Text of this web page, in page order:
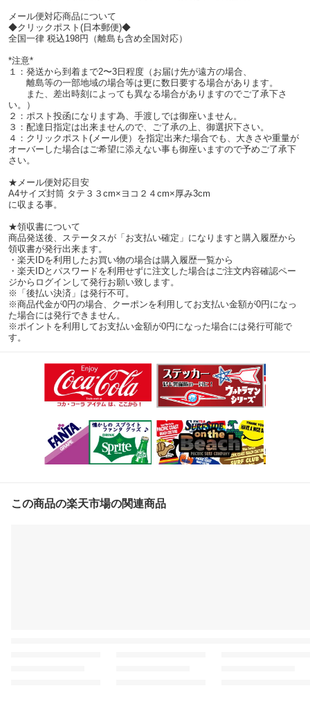
メール便対応商品について
◆クリックポスト(日本郵便)◆
全国一律 税込198円（離島も含め全国対応）
*注意*
１：発送から到着まで2〜3日程度（お届け先が遠方の場合、
離島等の一部地域の場合等は更に数日要する場合があります。
また、差出時刻によっても異なる場合がありますのでご了承下さ
い。）
２：ポスト投函になります為、手渡しでは御座いません。
３：配達日指定は出来ませんので、ご了承の上、御選択下さい。
４：クリックポスト(メール便）を指定出来た場合でも、大きさや重量が
オーバーした場合はご希望に添えない事も御座いますので予めご了承下
さい。
★メール便対応目安
A4サイズ封筒 タテ３３cm×ヨコ２４cm×厚み3cm
に収まる事。
★領収書について
商品発送後、ステータスが「お支払い確定」になりますと購入履歴から
領収書が発行出来ます。
・楽天IDを利用したお買い物の場合は購入履歴一覧から
・楽天IDとパスワードを利用せずに注文した場合はご注文内容確認ペー
ジからログインして発行お願い致します。
※「後払い決済」は発行不可。
※商品代金が0円の場合、クーポンを利用してお支払い金額が0円になっ
た場合には発行できません。
※ポイントを利用してお支払い金額が0円になった場合には発行可能で
す。
この商品の楽天市場の関連商品